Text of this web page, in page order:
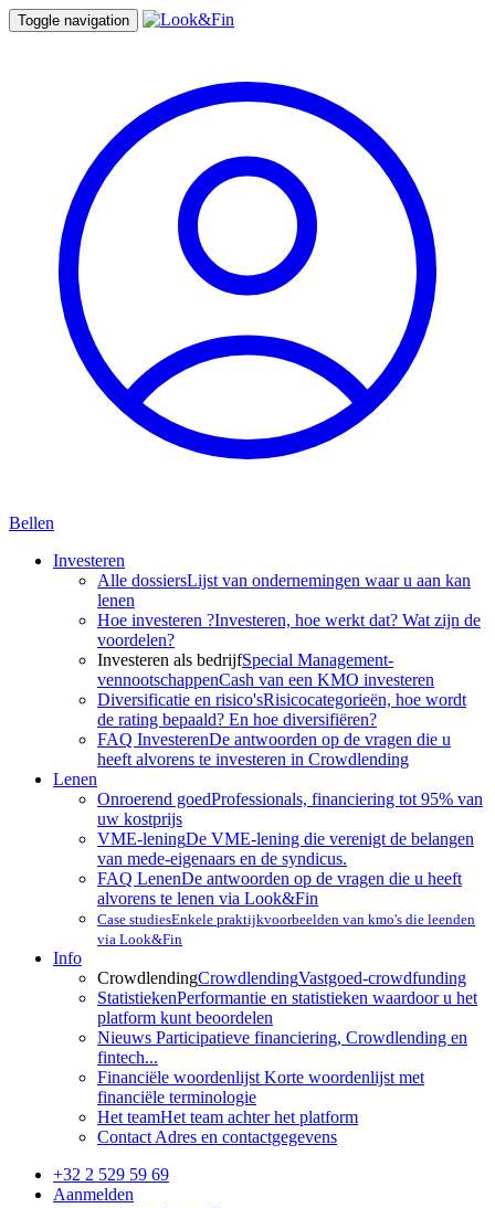
Toggle navigation
Bellen
Investeren
Alle dossiersLijst van ondernemingen waar u aan kan
lenen
Hoe investeren ?Investeren, hoe werkt dat? Wat zijn de
voordelen?
Investeren als bedrijfSpecial Management-
vennootschappenCash van een KMO investeren
Diversificatie en risico'sRisicocategorieën, hoe wordt
de rating bepaald? En hoe diversifiëren?
FAQ InvesterenDe antwoorden op de vragen die u
heeft alvorens te investeren in Crowdlending
Lenen
Onroerend goedProfessionals, financiering tot 95% van
uw kostprijs
VME-leningDe VME-lening die verenigt de belangen
van mede-eigenaars en de syndicus.
FAQ LenenDe antwoorden op de vragen die u heeft
alvorens te lenen via Look&Fin
Case studiesEnkele praktijkvoorbeelden van kmo's die leenden
via Look&Fin
Info
CrowdlendingCrowdlendingVastgoed-crowdfunding
StatistiekenPerformantie en statistieken waardoor u het
platform kunt beoordelen
Nieuws Participatieve financiering, Crowdlending en
fintech...
Financiële woordenlijst Korte woordenlijst met
financiële terminologie
Het teamHet team achter het platform
Contact Adres en contactgegevens
+32 2 529 59 69
Aanmelden